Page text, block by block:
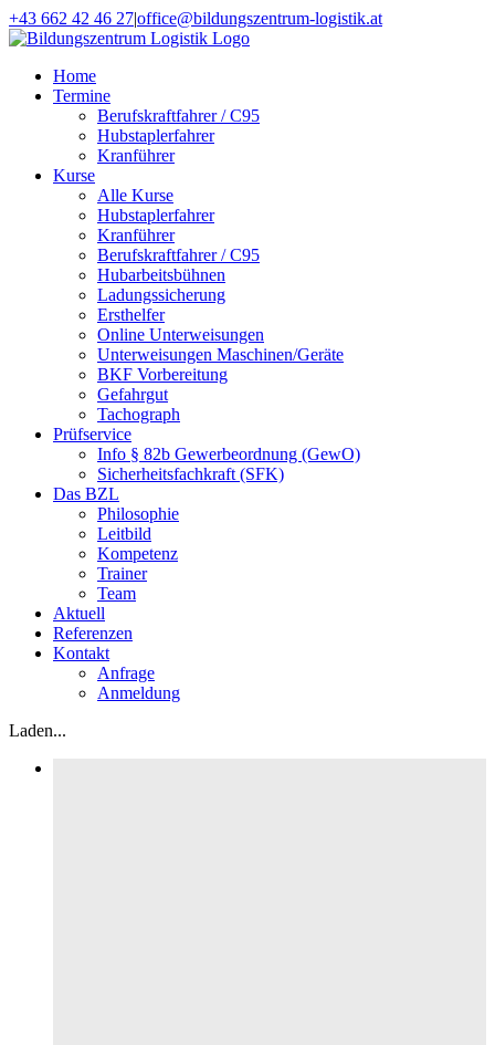
Zum
Inhalt
+43 662 42 46 27|office@bildungszentrum-logistik.at
Facebook
E-
Home
Termine
Berufskraftfahrer / C95
Hubstaplerfahrer
Kranführer
Kurse
Alle Kurse
Hubstaplerfahrer
Kranführer
Berufskraftfahrer / C95
Hubarbeitsbühnen
Ladungssicherung
Ersthelfer
Online Unterweisungen
Unterweisungen Maschinen/Geräte
BKF Vorbereitung
Gefahrgut
Tachograph
Prüfservice
Info § 82b Gewerbeordnung (GewO)
Sicherheitsfachkraft (SFK)
Das BZL
Philosophie
Leitbild
Kompetenz
Trainer
Team
Aktuell
Referenzen
Kontakt
Anfrage
Anmeldung
Laden...